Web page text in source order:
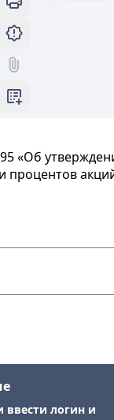
«Об
ввести логин и